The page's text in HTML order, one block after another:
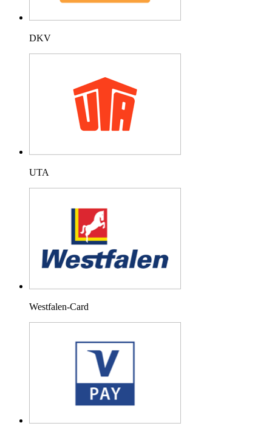
DKV
UTA
Westfalen-Card